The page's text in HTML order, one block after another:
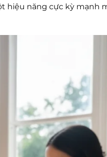
hiệu năng cực kỳ mạnh